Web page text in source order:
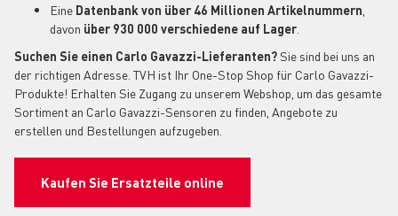
Eine Datenbank von über 46 Millionen Artikelnummern
davon über 930 000 verschiedene auf Lager
Suchen Sie einen Carlo Gavazzi-Lieferanten? Sie sind bei uns an
der richtigen Adresse. TVH ist Ihr One-Stop Shop für Carlo Gavazzi-
Produkte! Erhalten Sie Zugang zu unserem Webshop, um das gesamte
Sortiment an Carlo Gavazzi-Sensoren zu finden, Angebote zu
erstellen und Bestellungen aufzugeben.
Kaufen Sie Ersatzteile online